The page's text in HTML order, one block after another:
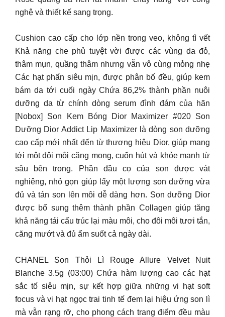
nghệ và thiết kế sang trọng.
Cushion cao cấp cho lớp nền trong veo, không tì vết
Khả năng che phủ tuyệt vời được các vùng da đỏ,
thâm mụn, quầng thâm nhưng vẫn vô cùng mỏng nhẹ
Các hạt phấn siêu mịn, được phân bố đều, giúp kem
bám da tới cuối ngày Chứa 86,2% thành phần nuôi
dưỡng da từ chính dòng serum đình đám của hãn
[Nobox] Son Kem Bóng Dior Maximizer #020 Son
Dưỡng Dior Addict Lip Maximizer là dòng son dưỡng
cao cấp mới nhất đến từ thương hiệu Dior, giúp mang
tới một đôi môi căng mọng, cuốn hút và khỏe mạnh từ
sâu bên trong. Phần đầu cọ của son được vát
nghiêng, nhỏ gọn giúp lấy một lượng son dưỡng vừa
đủ và tán son lên môi dễ dàng hơn. Son dưỡng Dior
được bổ sung thêm thành phần Collagen giúp tăng
khả năng tái cấu trúc lại màu môi, cho đôi môi tươi tắn,
căng mướt và đủ ẩm suốt cả ngày dài.
CHANEL Son Thỏi Lì Rouge Allure Velvet Nuit
Blanche 3.5g (03:00) Chứa hàm lượng cao các hạt
sắc tố siêu mịn, sự kết hợp giữa những vi hạt soft
focus và vi hạt ngọc trai tinh tế đem lại hiệu ứng son lì
mà vẫn rạng rỡ, cho phong cách trang điểm đều màu